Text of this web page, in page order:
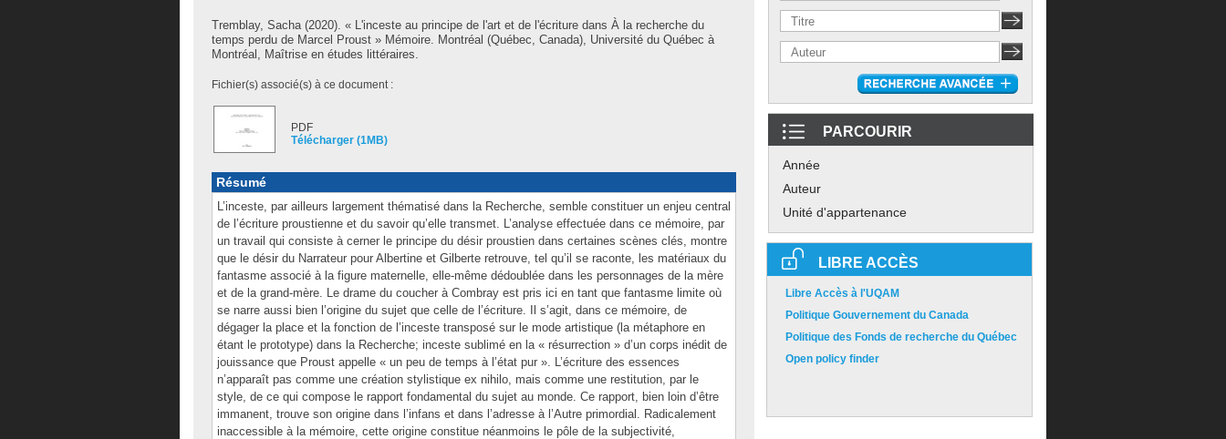
Tremblay, Sacha(2020). « L'inceste au principe de l'art et de l'écriture dans À la recherche du
temps perdu de Marcel Proust » Mémoire. Montréal (Québec, Canada), Université du Québec à
Montréal, Maîtrise en études littéraires.
Fichier(s) associé(s) à ce document :
PDF
Télécharger (1MB)
Résumé
L’inceste, par ailleurs largement thématisé dans la Recherche, semble constituer un enjeu central
de l’écriture proustienne et du savoir qu’elle transmet. L’analyse effectuée dans ce mémoire, par
un travail qui consiste à cerner le principe du désir proustien dans certaines scènes clés, montre
que le désir du Narrateur pour Albertine et Gilberte retrouve, tel qu’il se raconte, les matériaux du
fantasme associé à la figure maternelle, elle-même dédoublée dans les personnages de la mère
et de la grand-mère. Le drame du coucher à Combray est pris ici en tant que fantasme limite où
se narre aussi bien l’origine du sujet que celle de l’écriture. Il s’agit, dans ce mémoire, de
dégager la place et la fonction de l’inceste transposé sur le mode artistique (la métaphore en
étant le prototype) dans la Recherche; inceste sublimé en la « résurrection » d’un corps inédit de
jouissance que Proust appelle « un peu de temps à l’état pur ». L’écriture des essences
n’apparaît pas comme une création stylistique ex nihilo, mais comme une restitution, par le
style, de ce qui compose le rapport fondamental du sujet au monde. Ce rapport, bien loin d’être
immanent, trouve son origine dans l’infans et dans l’adresse à l’Autre primordial. Radicalement
inaccessible à la mémoire, cette origine constitue néanmoins le pôle de la subjectivité,
PARCOURIR
Année
Auteur
Unité d'appartenance
LIBRE ACCÈS
Libre Accès à l'UQAM
Politique Gouvernement du Canada
Politique des Fonds de recherche du Québec
Open policy finder